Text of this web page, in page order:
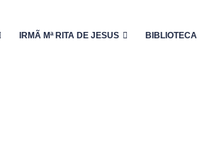
IRMÃ Mª RITA DE JESUS BIBLIOTECA